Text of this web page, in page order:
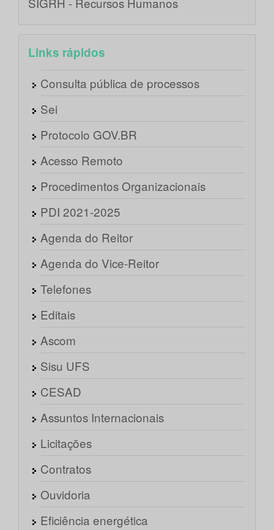
Links rápidos
Consulta pública de processos
Sei
Protocolo GOV.BR
Acesso Remoto
Procedimentos Organizacionais
PDI 2021-2025
Agenda do Reitor
Agenda do Vice-Reitor
Telefones
Editais
Ascom
Sisu UFS
CESAD
Assuntos Internacionais
Licitações
Contratos
Ouvidoria
Eficiência energética